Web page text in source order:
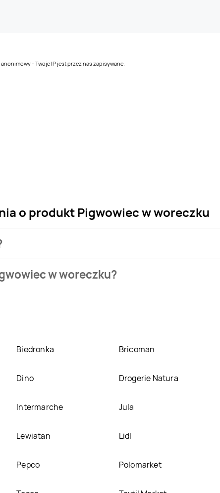
anonimowy - Twoje IP jest przez nas zapisywane.
o produkt Pigwowiec w woreczku
w woreczku?
Biedronka Bricoman
Dino Drogerie Natura
Intermarche Jula
Lewiatan Lidl
Pepco Polomarket